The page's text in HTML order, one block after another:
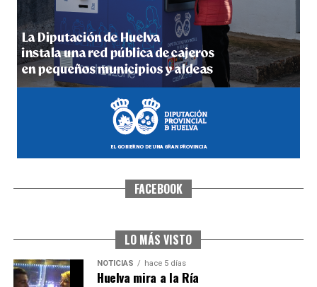
5º DÍA DE LAS FIESTAS COLOMBINAS 2026
hace 5 días·Huelvatv
CUARTA CORRIDA DE LAS FIESTAS COLOMBINAS
FACEBOOK
LO MÁS VISTO
NOTICIAS hace 5 días
Huelva mira a la Ría